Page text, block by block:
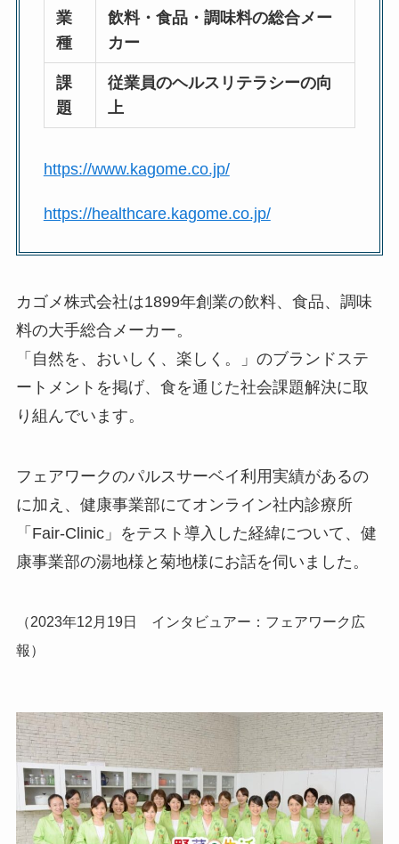
業
種
飲料・食品・調味料の総合メー
カー
課
題
従業員のヘルスリテラシーの向
上
https://www.kagome.co.jp/
https://healthcare.kagome.co.jp/
カゴメ株式会社は1899年創業の飲料、食品、調味
料の大手総合メーカー。
「自然を、おいしく、楽しく。」のブランドステ
ートメントを掲げ、食を通じた社会課題解決に取
り組んでいます。
フェアワークのパルスサーベイ利用実績があるの
に加え、健康事業部にてオンライン社内診療所
「Fair-Clinic」をテスト導入した経緯について、健
康事業部の湯地様と菊地様にお話を伺いました。
（2023年12月19日 インタビュアー：フェアワーク広
報）